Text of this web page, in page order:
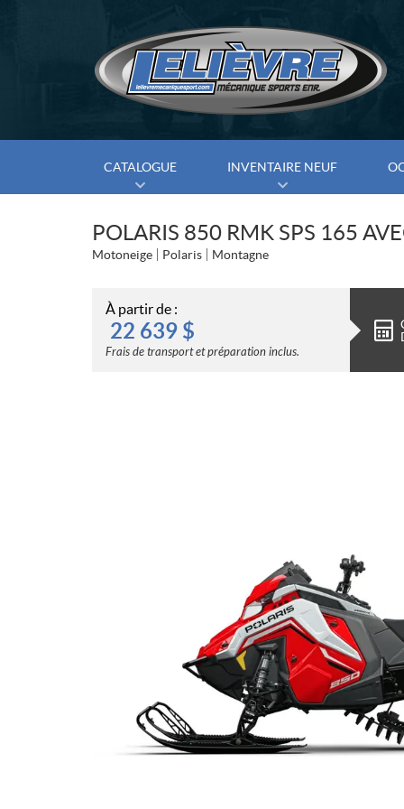
CATALOGUE INVENTAIRE NEUF
POLARIS 850 RMK SPS 165
Motoneige Polaris Montagne
À partir de :
22 639 $
Frais de transport et préparation inclus.